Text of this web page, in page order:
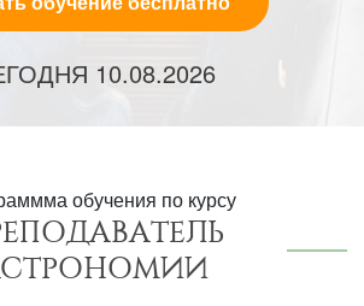
10.08.2026
обучения по курсу